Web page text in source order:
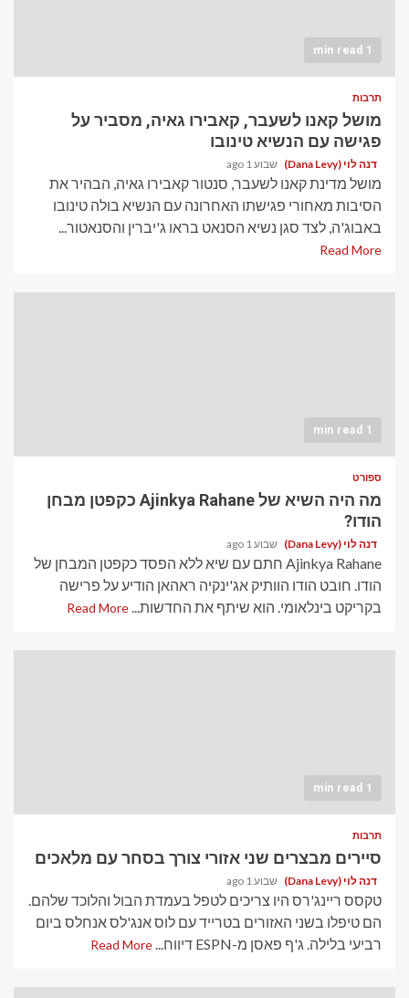
1 min read
תרבות
מושל קאנו לשעבר, קאבירו גאיה, מסביר על
פגישה עם הנשיא טינובו
דנה לוי (Dana Levy) שבוע 1 ago
מושל מדינת קאנו לשעבר, סנטור קאבירו גאיה, הבהיר את
הסיבות מאחורי פגישתו האחרונה עם הנשיא בולה טינובו
באבוג'ה, לצד סגן נשיא הסנאט בראו ג'יברין והסנאטור...
Read More
1 min read
ספורט
מה היה השיא של Ajinkya Rahane כקפטן מבחן
הודו?
דנה לוי (Dana Levy) שבוע 1 ago
Ajinkya Rahane חתם עם שיא ללא הפסד כקפטן המבחן של
הודו. חובט הודו הוותיק אג'ינקיה ראהאן הודיע ​​על פרישה
בקריקט בינלאומי. הוא שיתף את החדשות... Read More
1 min read
תרבות
סיירים מבצרים שני אזורי צורך בסחר עם מלאכים
דנה לוי (Dana Levy) שבוע 1 ago
טקסס ריינג'רס היו צריכים לטפל בעמדת הבול והלוכד שלהם.
הם טיפלו בשני האזורים בטרייד עם לוס אנג'לס אנחלס ביום
רביעי בלילה. ג'ף פאסן מ-ESPN דיווח...
Read More